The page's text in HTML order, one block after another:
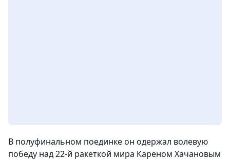
В полуфинальном поединке он одержал волевую
победу над 22-й ракеткой мира Кареном Хачановым